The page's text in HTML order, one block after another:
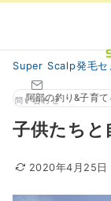
問い合わせ
Super Scalp発毛セ
阿部の釣り&子育
子供たちと
2020年4月25日